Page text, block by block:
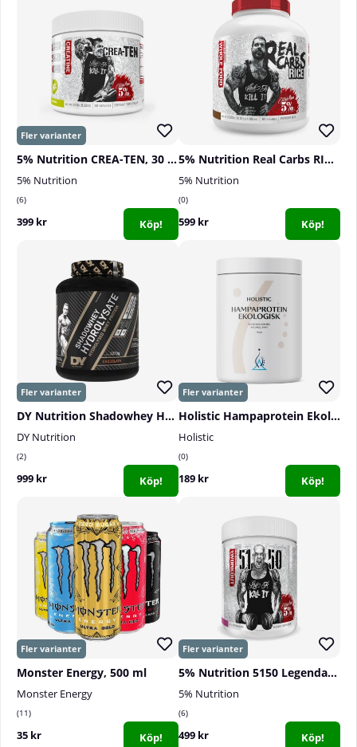
5% Nutrition CREA-TEN, 30 serv.
5% Nutrition
6
399 kr Köp!
5% Nutrition Real Carbs RICE, Cocoa Heaven, 1580 g
5% Nutrition
0
599 kr Köp!
DY Nutrition Shadowhey HYDROLYSATE, 2,27 kg
DY Nutrition
2
999 kr Köp!
Holistic Hampaprotein Ekologiskt, 400 g
Holistic
0
189 kr Köp!
Monster Energy, 500 ml
Monster Energy
11
35 kr Köp!
5% Nutrition 5150 Legendary Series, 30 serv.
5% Nutrition
6
499 kr Köp!